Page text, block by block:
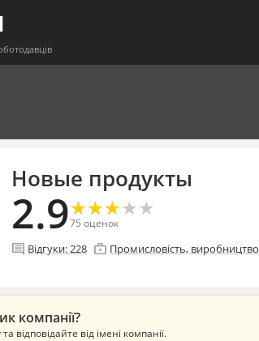
Новые продукты
2.9★
★★
★★
★★
★★
★
75 оценок
comment Відгуки:228 enterprise Промисловість, виробництво
компанії?
відповідайте від імені компанії.